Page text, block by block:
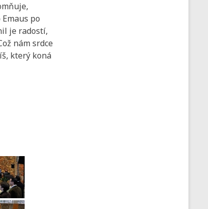
po
je radostí,
nám srdce
který koná